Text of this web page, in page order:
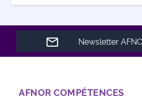
Newsletter
AFNOR COMPÉTENCES